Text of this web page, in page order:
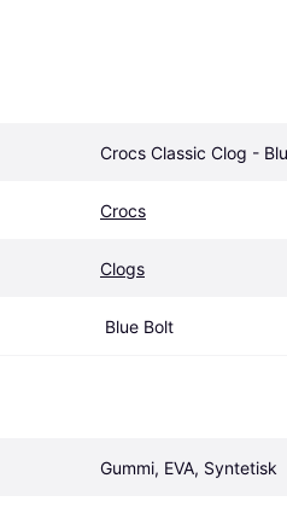
Crocs Classic Clog -
Crocs
Clogs
Blue Bolt
Gummi, EVA, Syntetisk